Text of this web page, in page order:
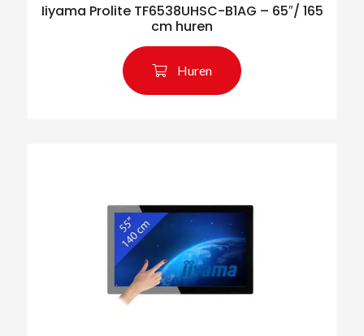
Iiyama Prolite TF6538UHSC-B1AG – 65″/ 165
cm huren
Huren